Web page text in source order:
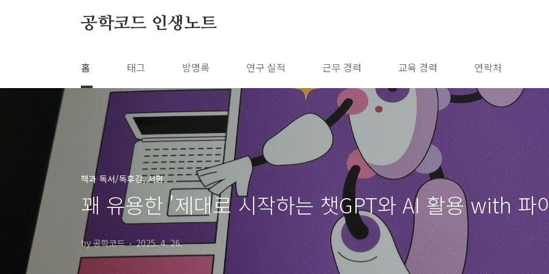
공학코드 인생노트
홈 태그 방명록 연구 실적 근무 경력 교육 경력 연락처
책과 독서/독후감, 서평
꽤 유용한 '제대로 시작하는 챗GPT와 AI 활용 with 파
by 공학코드 2025. 4. 26.